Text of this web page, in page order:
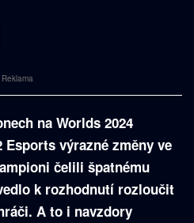
Reklama
na Worlds 2024
výrazné změny ve
čelili špatnému
k rozhodnutí rozloučit
A to i navzdory